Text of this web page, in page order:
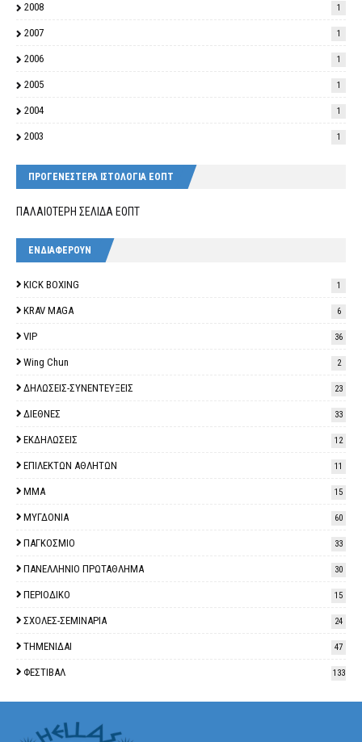
2008 1
2007 1
2006 1
2005 1
2004 1
2003 1
ΠΡΟΓΕΝΕΣΤΕΡΑ ΙΣΤΟΛΟΓΙΑ ΕΟΠΤ
ΠΑΛΑΙΟΤΕΡΗ ΣΕΛΙΔΑ ΕΟΠΤ
ΕΝΔΙΑΦΕΡΟΥΝ
KICK BOXING 1
KRAV MAGA 6
VIP 36
Wing Chun 2
ΔΗΛΩΣΕΙΣ-ΣΥΝΕΝΤΕΥΞΕΙΣ 23
ΔΙΕΘΝΕΣ 33
ΕΚΔΗΛΩΣΕΙΣ 12
ΕΠΙΛΕΚΤΩΝ ΑΘΛΗΤΩΝ 11
ΜΜΑ 15
ΜΥΓΔΟΝΙΑ 60
ΠΑΓΚΟΣΜΙΟ 33
ΠΑΝΕΛΛΗΝΙΟ ΠΡΩΤΑΘΛΗΜΑ 30
ΠΕΡΙΟΔΙΚΟ 15
ΣΧΟΛΕΣ-ΣΕΜΙΝΑΡΙΑ 24
ΤΗΜΕΝΙΔΑΙ 47
ΦΕΣΤΙΒΑΛ 133